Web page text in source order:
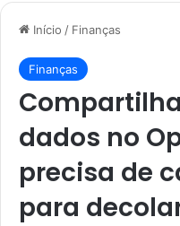
Início / Finanças
Finanças
dados no
precisa de
para